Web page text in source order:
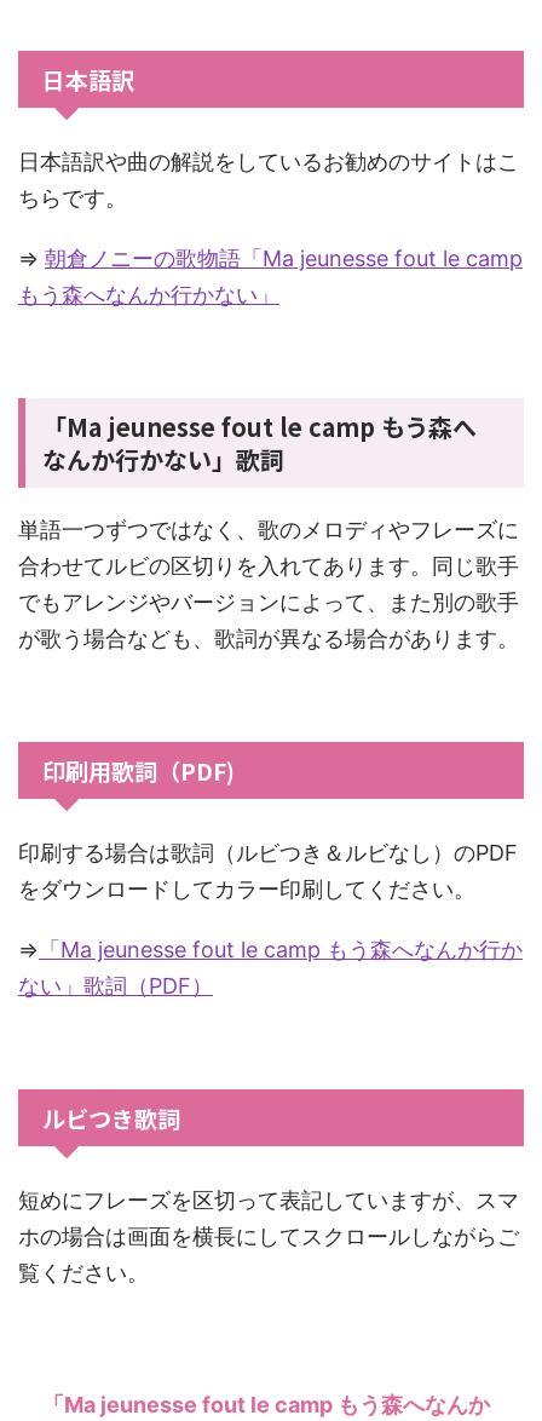
日本語訳
日本語訳や曲の解説をしているお勧めのサイトはこ
ちらです。
⇒ 朝倉ノニーの歌物語「Ma jeunesse fout le camp
もう森へなんか行かない」
「Ma jeunesse fout le camp もう森へ
なんか行かない」歌詞
単語一つずつではなく、歌のメロディやフレーズに
合わせてルビの区切りを入れてあります。同じ歌手
でもアレンジやバージョンによって、また別の歌手
が歌う場合なども、歌詞が異なる場合があります。
印刷用歌詞（PDF)
印刷する場合は歌詞（ルビつき＆ルビなし）のPDF
をダウンロードしてカラー印刷してください。
⇒ 「Ma jeunesse fout le camp もう森へなんか行か
ない」歌詞（PDF）
ルビつき歌詞
短めにフレーズを区切って表記していますが、スマ
ホの場合は画面を横長にしてスクロールしながらご
覧ください。
「Ma jeunesse fout le camp もう森へなんか